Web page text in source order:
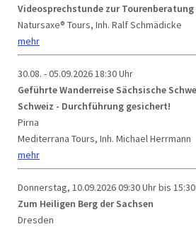
Videosprechstunde zur Tourenberatung
Natursaxe® Tours, Inh. Ralf Schmädicke
mehr
30.08. - 05.09.202618:30 Uhr
Geführte Wanderreise Sächsische
Schweiz - Durchführung gesichert!
Pirna
Mediterrana Tours, Inh. Michael Herrmann
mehr
Donnerstag, 10.09.202609:30 Uhr bis
Zum Heiligen Berg der Sachsen
Dresden